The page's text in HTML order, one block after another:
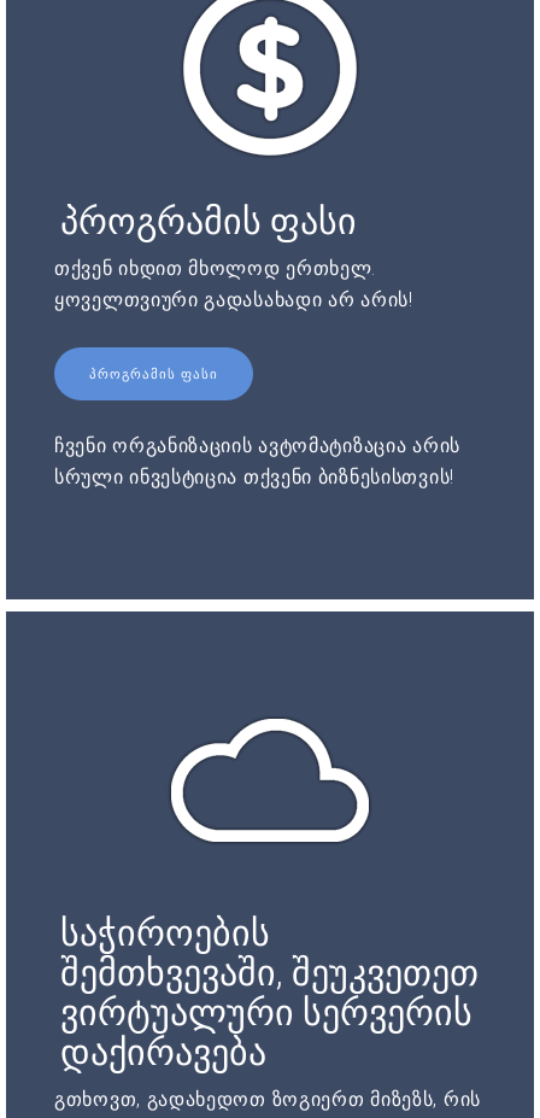
პროგრამის ფასი
თქვენ იხდით მხოლოდ ერთხელ.
ყოველთვიური გადასახადი არ არის!
ᲞᲠᲝᲒᲠᲐᲛᲘᲡ ᲤᲐᲡᲘ
ჩვენი ორგანიზაციის ავტომატიზაცია არის
სრული ინვესტიცია თქვენი ბიზნესისთვის!
საჭიროების
შემთხვევაში, შეუკვეთეთ
ვირტუალური სერვერის
დაქირავება
გთხოვთ, გადახედოთ ზოგიერთ მიზეზს, რის